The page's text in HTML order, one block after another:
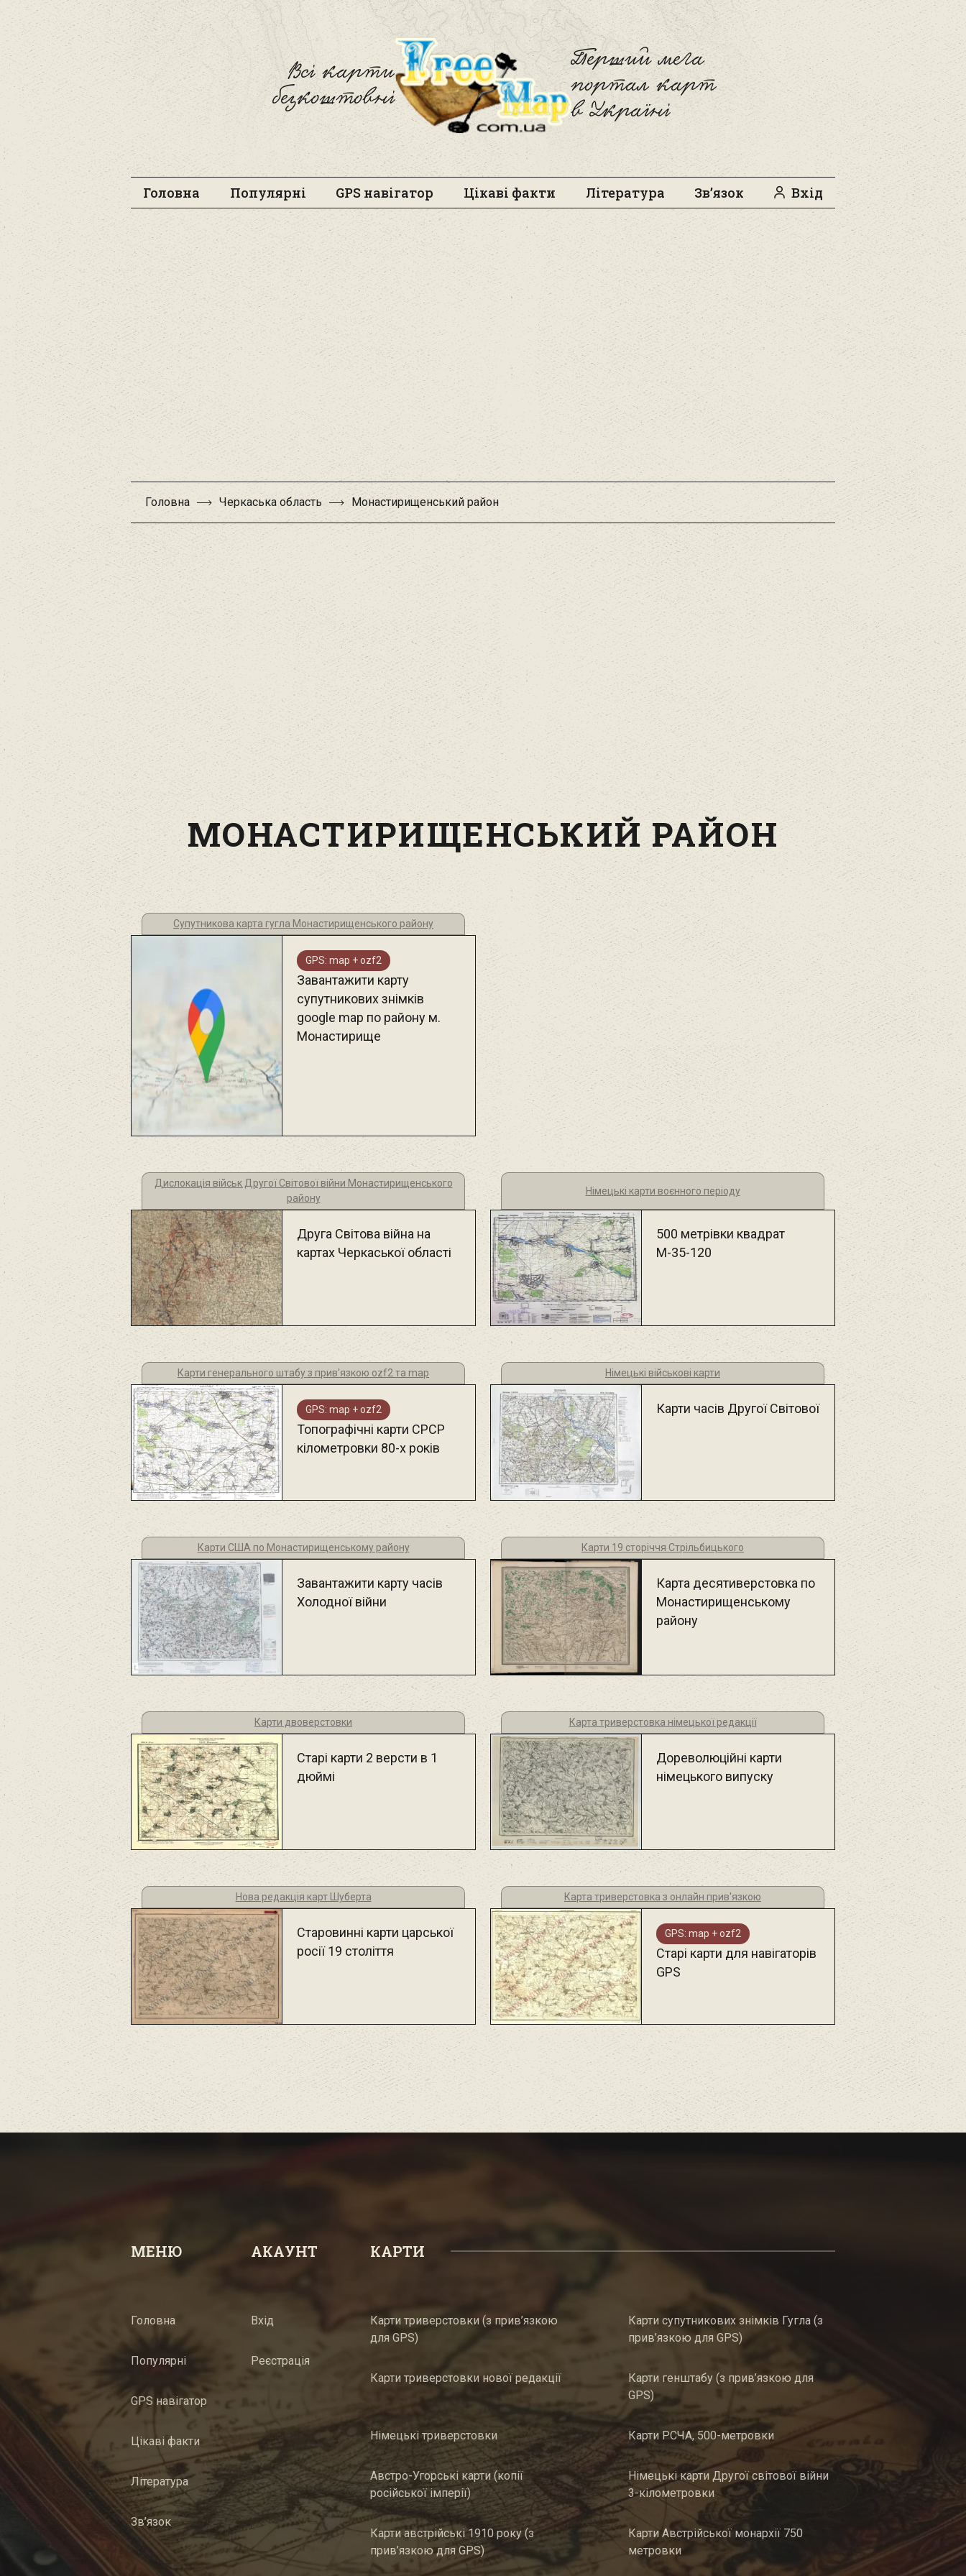
Всі карти
безкоштовні
Freemap
Перший мега
портал карт
в Україні
Головна Популярні GPS навігатор Цікаві факти Література Зв’язок Вхід
Головна Черкаська область Монастирищенський район
МОНАСТИРИЩЕНСЬКИЙ РАЙОН
Супутникова карта гугла Монастирищенського району
GPS: map + ozf2
Завантажити карту
супутникових знімків
google map по району м.
Монастирище
Дислокація військ Другої Світової війни Монастирищенського
району
Друга Світова війна на
картах Черкаської області
Німецькі карти воєнного періоду
500 метрівки квадрат
М-35-120
Карти генерального штабу з прив'язкою ozf2 та map
GPS: map + ozf2
Топографічні карти СРСР
кілометровки 80-х років
Німецькі військові карти
Карти часів Другої Світової
Карти США по Монастирищенському району
Завантажити карту часів
Холодної війни
Карти 19 сторіччя Стрільбицького
Карта десятиверстовка по
Монастирищенському
району
Карти двоверстовки
Старі карти 2 версти в 1
дюймі
Карта триверстовка німецької редакції
Дореволюційні карти
німецького випуску
Нова редакція карт Шуберта
Старовинні карти царської
росії 19 століття
Карта триверстовка з онлайн прив'язкою
GPS: map + ozf2
Старі карти для навігаторів
GPS
МЕНЮ
Головна
Популярні
GPS навігатор
Цікаві факти
Література
Зв’язок
АКАУНТ
Вхід
Реєстрація
КАРТИ
Карти триверстовки (з прив’язкою
для GPS)
Карти супутникових знімків Гугла (з
прив’язкою для GPS)
Карти триверстовки нової редакції
Карти генштабу (з прив’язкою для
GPS)
Німецькі триверстовки Карти РСЧА, 500-метровки
Австро-Угорські карти (копії
російської імперії)
Німецькі карти Другої світової війни
3-кілометровки
Карти австрійські 1910 року (з
прив’язкою для GPS)
Карти Австрійської монархії 750
метровки